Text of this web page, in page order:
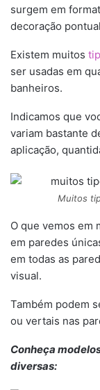
surgem em
decoração
Existem muitos
ser usadas em
banheiros.
Indicamos que
variam bastante
aplicação,
Muitos
O que vemos em
em paredes
em todas as
visual.
Também podem
ou vertais nas
Conheça
diversas: